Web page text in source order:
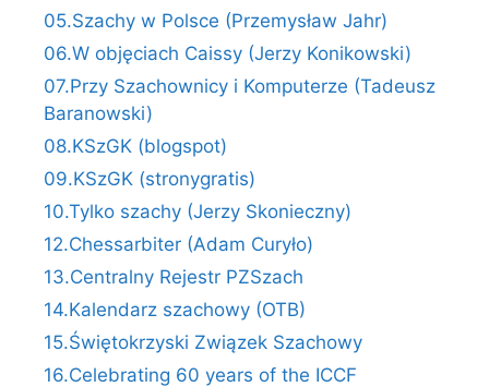
05.Szachy w Polsce (Przemysław Jahr)
06.W objęciach Caissy (Jerzy Konikowski)
07.Przy Szachownicy i Komputerze (Tadeusz
Baranowski)
08.KSzGK (blogspot)
09.KSzGK (stronygratis)
10.Tylko szachy (Jerzy Skonieczny)
12.Chessarbiter (Adam Curyło)
13.Centralny Rejestr PZSzach
14.Kalendarz szachowy (OTB)
15.Świętokrzyski Związek Szachowy
16.Celebrating 60 years of the ICCF